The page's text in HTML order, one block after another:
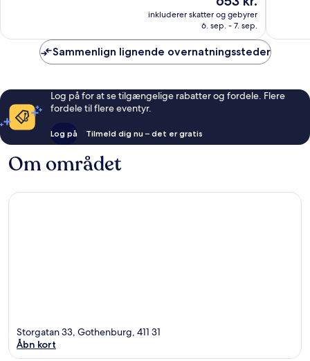
anmeldelser
653 kr.
inkluderer skatter og gebyrer
6. sep. - 7. sep.
Sammenlign lignende overnatningssteder
Log på for at se tilgængelige rabatter og fordele. Flere
fordele til flere eventyr.
Log på Tilmeld dig nu – det er gratis
Om området
Storgatan 33, Gothenburg, 411 31
Åbn kort